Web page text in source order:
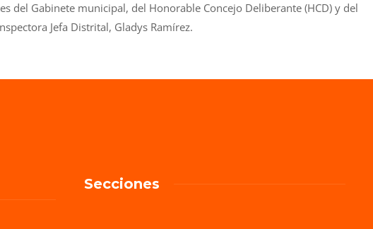
del Gabinete municipal, del Honorable Concejo Deliberante (HCD) y del
Jefa Distrital, Gladys Ramírez.
Secciones